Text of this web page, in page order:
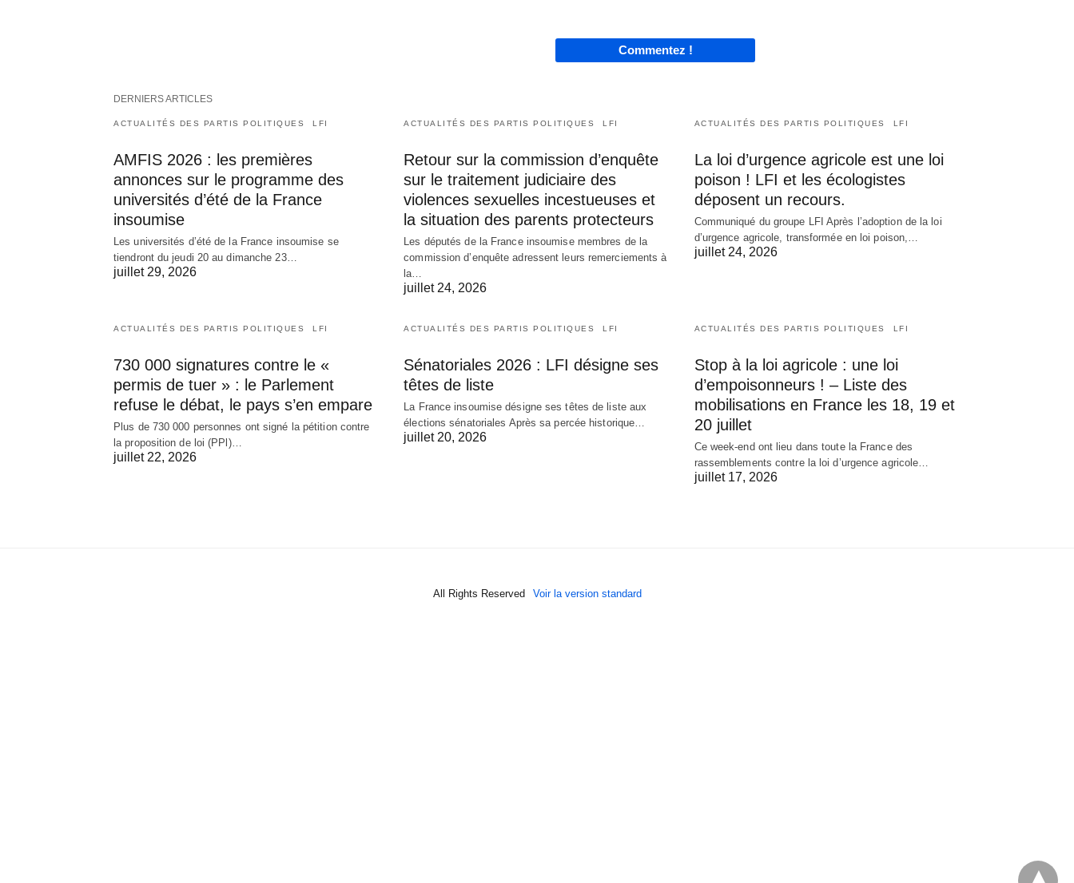
Commentez !
DERNIERS ARTICLES
ACTUALITÉS DES PARTIS POLITIQUES LFI
AMFIS 2026 : les premières
annonces sur le programme des
universités d’été de la France
insoumise
Les universités d’été de la France insoumise se
tiendront du jeudi 20 au dimanche 23…
juillet 29, 2026
ACTUALITÉS DES PARTIS POLITIQUES LFI
Retour sur la commission d’enquête
sur le traitement judiciaire des
violences sexuelles incestueuses et
la situation des parents protecteurs
Les députés de la France insoumise membres de la
commission d’enquête adressent leurs remerciements à
la…
juillet 24, 2026
ACTUALITÉS DES PARTIS POLITIQUES LFI
La loi d’urgence agricole est une loi
poison ! LFI et les écologistes
déposent un recours.
Communiqué du groupe LFI Après l’adoption de la loi
d’urgence agricole, transformée en loi poison,…
juillet 24, 2026
ACTUALITÉS DES PARTIS POLITIQUES LFI
730 000 signatures contre le «
permis de tuer » : le Parlement
refuse le débat, le pays s’en empare
Plus de 730 000 personnes ont signé la pétition contre
la proposition de loi (PPl)…
juillet 22, 2026
ACTUALITÉS DES PARTIS POLITIQUES LFI
Sénatoriales 2026 : LFI désigne ses
têtes de liste
La France insoumise désigne ses têtes de liste aux
élections sénatoriales Après sa percée historique…
juillet 20, 2026
ACTUALITÉS DES PARTIS POLITIQUES LFI
Stop à la loi agricole : une loi
d’empoisonneurs ! – Liste des
mobilisations en France les 18, 19 et
20 juillet
Ce week-end ont lieu dans toute la France des
rassemblements contre la loi d’urgence agricole…
juillet 17, 2026
All Rights Reserved Voir la version standard